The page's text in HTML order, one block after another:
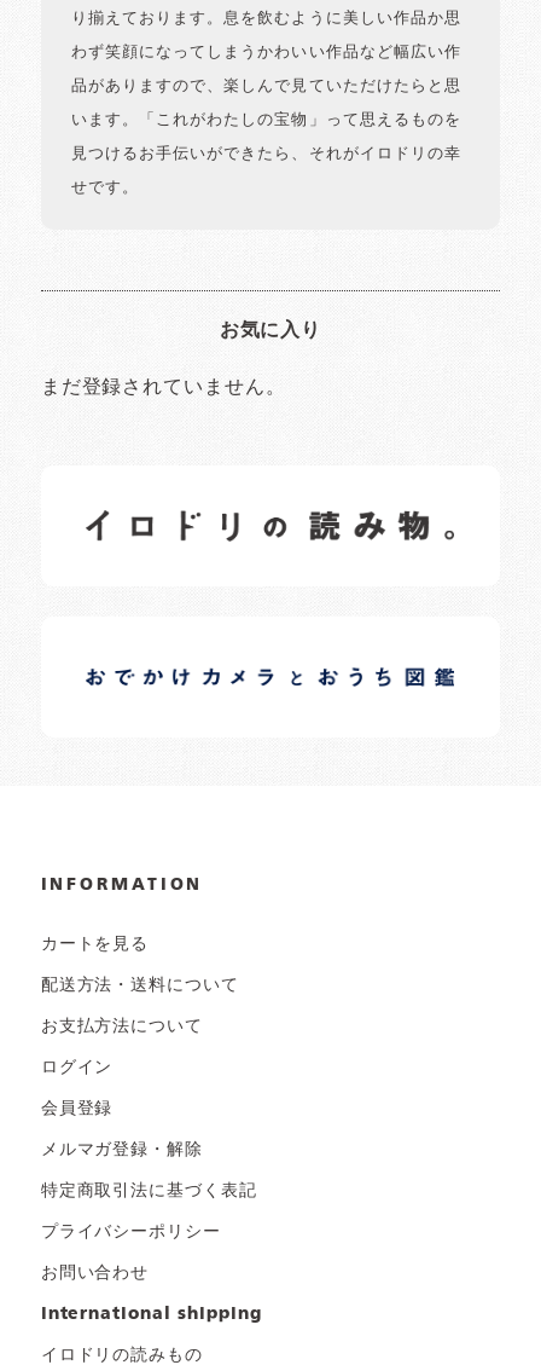
り揃えております。息を飲むように美しい作品か思
わず笑顔になってしまうかわいい作品など幅広い作
品がありますので、楽しんで見ていただけたらと思
います。「これがわたしの宝物」って思えるものを
見つけるお手伝いができたら、それがイロドリの幸
せです。
お気に入り
まだ登録されていません。
日常の様子など随時更新中です。
日常の様子など随時更新中です。
INFORMATION
カートを見る
配送方法・送料について
お支払方法について
ログイン
会員登録
メルマガ登録・解除
特定商取引法に基づく表記
プライバシーポリシー
お問い合わせ
international shipping
イロドリの読みもの